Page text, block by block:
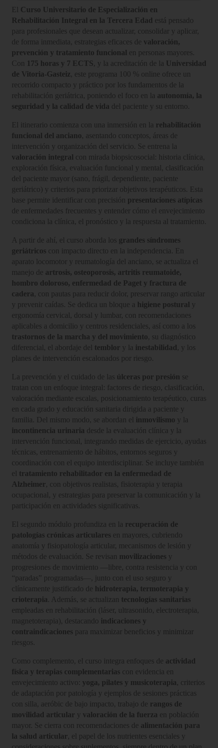
El Curso Universitario de Especialización en
Rehabilitación Integral en la Tercera Edad está pensado
para profesionales que desean actualizar, consolidar y aplicar,
de forma inmediata, estrategias eficaces de valoración,
prevención y tratamiento funcional en personas mayores.
Con 175 horas y 7 ECTS , y la acreditación de la Universidad
de Vitoria-Gasteiz , este programa 100 % online ofrece un
recorrido compacto y práctico por los fundamentos de la
rehabilitación geriátrica, poniendo el foco en la autonomía, la
seguridad y la calidad de vida del paciente y su entorno.
El itinerario comienza con una inmersión en la rehabilitación
funcional del anciano , asentando conceptos, áreas de
intervención y organización del servicio. Se entrena la
valoración integral con mirada biopsicosocial: historia clínica,
exploración física, evaluación funcional y mental, clasificación
del paciente mayor (sano, frágil, dependiente, paciente
geriátrico) y criterios para priorizar objetivos terapéuticos. Esta
base permite identificar con precisión presentaciones atípicas
de enfermedades frecuentes y entender cómo el envejecimiento
condiciona la clínica, el pronóstico y la respuesta al tratamiento.
A partir de ahí, el curso aborda los grandes síndromes
geriátricos con impacto directo en la independencia. En
aparato locomotor y reumatología del anciano, se actualiza el
manejo de artrosis, osteoporosis, artritis reumatoide,
hombro doloroso, enfermedad de Paget y fractura de
cadera , con pautas para reducir dolor, preservar rango articular
y prevenir caídas. Se dedica un bloque a higiene postural y
ergonomía cervical, dorsal y lumbar, con recomendaciones
aplicables a domicilio y centros residenciales, así como a los
trastornos de la marcha y del movimiento , su diagnóstico
diferencial, el abordaje del temblor y la inestabilidad , y los
planes de intervención escalonados por riesgo.
La prevención y el cuidado de las úlceras por presión se
tratan con un enfoque integral: factores de riesgo, clasificación,
valoración mediante escalas, posicionamiento terapéutico, curas
en cada grado y educación sanitaria dirigida a paciente y
familia. Del mismo modo, se abordan el inmovilismo y la
incontinencia urinaria desde la evaluación clínica y la
intervención funcional, integrando medidas de ejercicio, ayudas
técnicas, entrenamiento de hábitos, entornos seguros y
coordinación con el equipo interdisciplinar. Se incluye también
el tratamiento rehabilitador en la enfermedad de
Alzheimer
, con objetivos realistas, fisioterapia y terapia
ocupacional, y estrategias para preservar la comunicación y la
participación en actividades significativas.
El segundo módulo profundiza en la recuperación de
patologías crónicas articulares en mayores, cubriendo
anatomía y fisiopatología articular, mecanismos de lesión y
métodos de evaluación. Se revisan movilizaciones y
progresiones de movimiento —libre, contra resistencia y con
“paradas” programadas—, junto con el uso seguro y
clínicamente justificado de hidroterapia, termoterapia y
crioterapia . Además, se actualizan tecnologías sanitarias
empleadas en rehabilitación (láser, ultrasonido, electroterapia,
magnetoterapia), destacando indicaciones y
contraindicaciones para maximizar beneficios y minimizar
riesgos.
Como complemento, el curso integra enfoques de actividad
física y terapias complementarias con evidencia en
envejecimiento activo: yoga, pilates y musicoterapia , criterios
de adaptación por patología y ejemplos de sesiones prácticas
con silla, aeróbic de bajo impacto, trabajo de rangos de
movilidad articular y valoración de la fuerza en población
mayor. Se cierra con recomendaciones de alimentación para
la salud articular
, el papel de los nutrientes esenciales y